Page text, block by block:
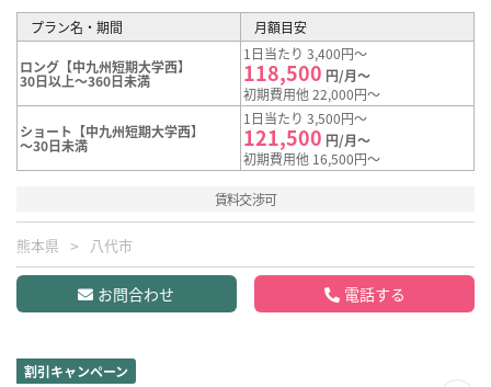
プラン名・期間 月額目安
ロング【中九州短期大学西】
30日以上～360日未満
1日当たり 3,400円～
118,500 円/月～
初期費用他 22,000円～
ショート【中九州短期大学西】
～30日未満
1日当たり 3,500円～
121,500 円/月～
初期費用他 16,500円～
賃料交渉可
熊本県 八代市
お問合わせ 電話する
割引キャンペーン